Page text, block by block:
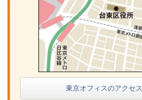
東京オフィスのアクセス